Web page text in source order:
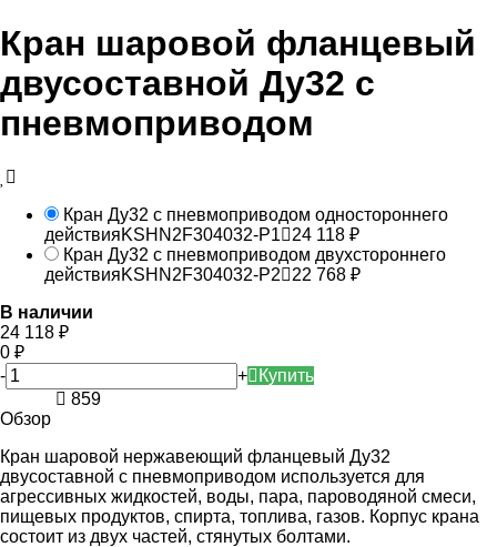
Кран шаровой фланцевый
двусоставной Ду32 с
пневмоприводом
Кран Ду32 с пневмоприводом одностороннего
действияKSHN2F304032-P1 24 118 ₽
Кран Ду32 с пневмоприводом двухстороннего
действияKSHN2F304032-P2 22 768 ₽
В наличии
24 118 ₽
0 ₽
-
+
Купить
859
Обзор
Кран шаровой нержавеющий фланцевый Ду32
двусоставной с пневмоприводом используется для
агрессивных жидкостей, воды, пара, пароводяной смеси,
пищевых продуктов, спирта, топлива, газов. Корпус крана
состоит из двух частей, стянутых болтами.